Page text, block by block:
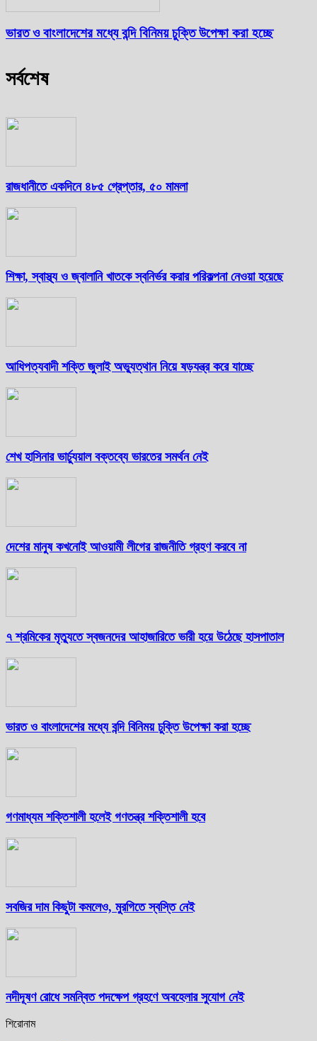
ভারত ও বাংলাদেশের মধ্যে বন্দি বিনিময় চুক্তি উপেক্ষা করা হচ্ছে
সর্বশেষ
রাজধানীতে একদিনে ৪৮৫ গ্রেপ্তার, ৫০ মামলা
শিক্ষা, স্বাস্থ্য ও জ্বালানি খাতকে স্বনির্ভর করার পরিকল্পনা নেওয়া হয়েছে
আধিপত্যবাদী শক্তি জুলাই অভ্যুত্থান নিয়ে ষড়যন্ত্র করে যাচ্ছে
শেখ হাসিনার ভার্চ্যুয়াল বক্তব্যে ভারতের সমর্থন নেই
দেশের মানুষ কখনোই আওয়ামী লীগের রাজনীতি গ্রহণ করবে না
৭ শ্রমিকের মৃত্যুতে স্বজনদের আহাজারিতে ভারী হয়ে উঠেছে হাসপাতাল
ভারত ও বাংলাদেশের মধ্যে বন্দি বিনিময় চুক্তি উপেক্ষা করা হচ্ছে
গণমাধ্যম শক্তিশালী হলেই গণতন্ত্র শক্তিশালী হবে
সবজির দাম কিছুটা কমলেও, মুরগিতে স্বস্তি নেই
নদীদূষণ রোধে সমন্বিত পদক্ষেপ গ্রহণে অবহেলার সুযোগ নেই
শিরোনাম